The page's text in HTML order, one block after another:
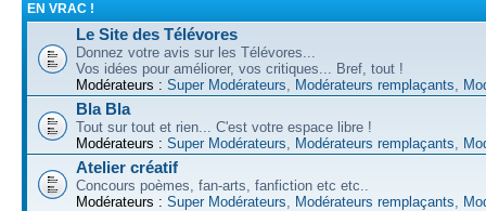
EN VRAC !
Le Site des Télévores
Donnez votre avis sur les Télévores...
Vos idées pour améliorer, vos critiques... Bref, tout !
Modérateurs : Super Modérateurs Modérateurs remplaçants
Bla Bla
Tout sur tout et rien... C'est votre espace libre !
Modérateurs : Super Modérateurs Modérateurs remplaçants
Atelier créatif
Concours poèmes, fan-arts, fanfiction etc etc..
Modérateurs : Super Modérateurs Modérateurs remplaçants